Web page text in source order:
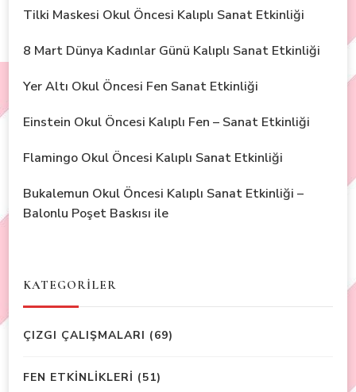
Tilki Maskesi Okul Öncesi Kalıplı Sanat Etkinliği
8 Mart Dünya Kadınlar Günü Kalıplı Sanat Etkinliği
Yer Altı Okul Öncesi Fen Sanat Etkinliği
Einstein Okul Öncesi Kalıplı Fen – Sanat Etkinliği
Flamingo Okul Öncesi Kalıplı Sanat Etkinliği
Bukalemun Okul Öncesi Kalıplı Sanat Etkinliği –
Balonlu Poşet Baskısı ile
KATEGORİLER
ÇIZGI ÇALIŞMALARI (69)
FEN ETKİNLİKLERİ (51)